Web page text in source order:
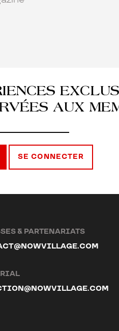
AUX
SE CONNECTER
& PARTENARIATS